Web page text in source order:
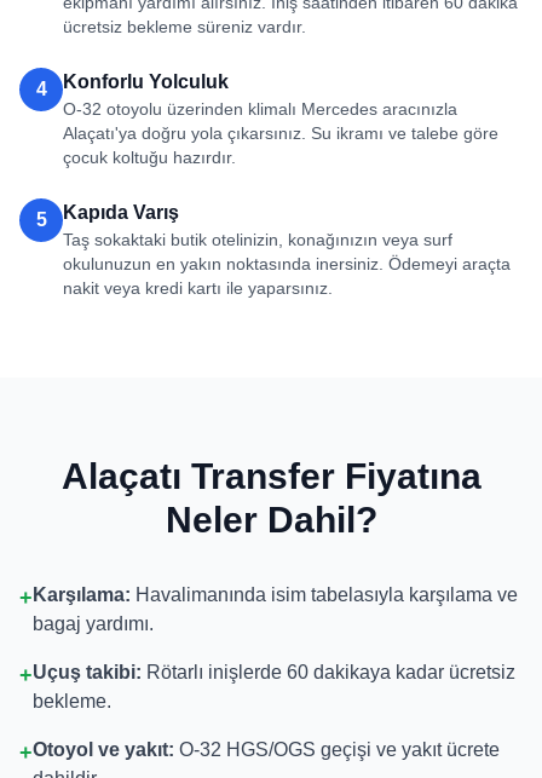
ücretsiz bekleme süreniz vardır.
4 Konforlu Yolculuk
O-32 otoyolu üzerinden klimalı Mercedes aracınızla
Alaçatı'ya doğru yola çıkarsınız. Su ikramı ve talebe göre
çocuk koltuğu hazırdır.
5 Kapıda Varış
Taş sokaktaki butik otelinizin, konağınızın veya surf
okulunuzun en yakın noktasında inersiniz. Ödemeyi araçta
nakit veya kredi kartı ile yaparsınız.
Alaçatı Transfer Fiyatına
Neler Dahil?
+ Karşılama: Havalimanında isim tabelasıyla karşılama ve
bagaj yardımı.
+Uçuş takibi: Rötarlı inişlerde 60 dakikaya kadar ücretsiz
bekleme.
+Otoyol ve yakıt: O-32 HGS/OGS geçişi ve yakıt ücrete